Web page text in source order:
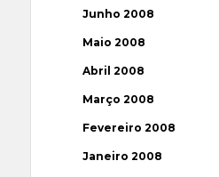
Junho 2008
Maio 2008
Abril 2008
Março 2008
Fevereiro 2008
Janeiro 2008